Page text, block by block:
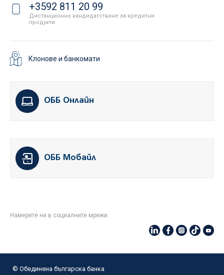
+3592 811 20 99
Дистанционно кандидатстване за кредитни
продукти
Клонове и банкомати
ОББ Онлайн
ОББ Мобайл
Намерете ни в социалните мрежи:
© Oбединена българска банка